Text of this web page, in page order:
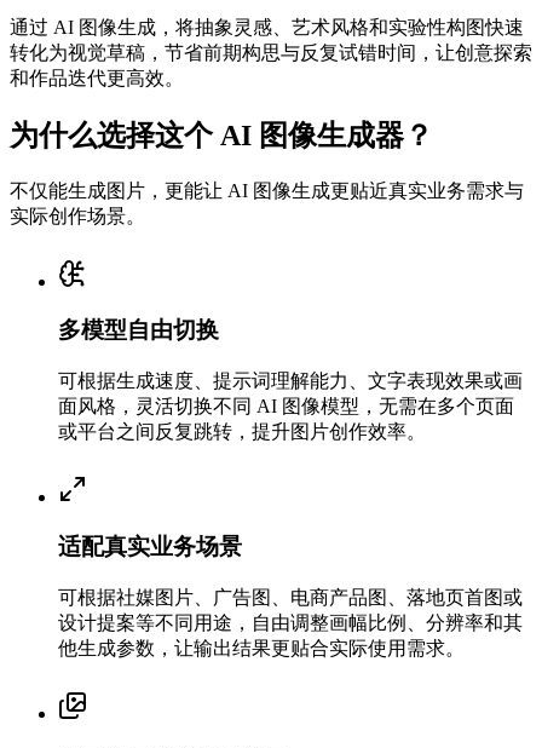
通过 AI 图像生成，将抽象灵感、艺术风格和实验性构图快速
转化为视觉草稿，节省前期构思与反复试错时间，让创意探索
和作品迭代更高效。
为什么选择这个 AI 图像生成器？
不仅能生成图片，更能让 AI 图像生成更贴近真实业务需求与
实际创作场景。
多模型自由切换
可根据生成速度、提示词理解能力、文字表现效果或画
面风格，灵活切换不同 AI 图像模型，无需在多个页面
或平台之间反复跳转，提升图片创作效率。
适配真实业务场景
可根据社媒图片、广告图、电商产品图、落地页首图或
设计提案等不同用途，自由调整画幅比例、分辨率和其
他生成参数，让输出结果更贴合实际使用需求。